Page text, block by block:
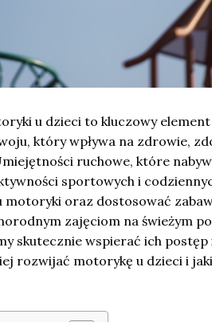
u dzieci to kluczowy element
który wpływa na zdrowie,
ruchowe, które
sportowych i
oraz dostosować
zajęciom na świeżym
skutecznie wspierać ich postęp
rozwijać motorykę u dzieci i